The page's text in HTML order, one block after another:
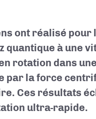
ont réalisé
quantique à une
rotation dans
par la force
Ces résultats
ultra-rapide.